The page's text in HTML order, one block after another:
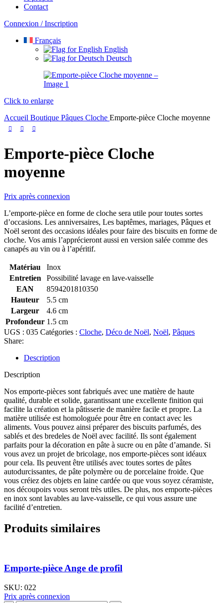
Contact
Connexion / Inscription
Français
English
Deutsch
Click to enlarge
Accueil Boutique Pâques Cloche Emporte-pièce Cloche moyenne
Emporte-pièce Cloche
moyenne
Prix après connexion
L’emporte-pièce en forme de cloche sera utile pour toutes sortes
d’occasions. Les anniversaires, Les baptêmes, mariages, Pâques et
Noël seront des occasions idéales pour faire des biscuits en forme de
cloche. Vos amis l’apprécieront aussi en version salée comme des
canapés au vin ou à l’apéritif.
Matériau
Inox
Entretien
Possibilité lavage en lave-vaisselle
EAN
8594201810350
Hauteur
5.5 cm
Largeur
4.6 cm
Profondeur 1.5 cm
UGS : 035 Catégories : Cloche, Déco de Noël, Noël, Pâques
Share:
Description
Description
Nos emporte-pièces sont fabriqués avec une matière de haute
qualité, durable et solide, garantissant une excellente finition qui
facilite la création et la pâtisserie de manière facile et propre. La
matière utilisée est homologuée pour être en contact avec les
aliments. Vous pouvez ainsi préparer des biscuits parfumés, des
sablés et des bredeles de Noël avec facilité. Ils sont également
parfaits pour la décoration en pâte à sucre ou en pâte d’amande. Si
vous avez un projet de bricolage, nos emporte-pièces sont idéaux
pour cela. Ils peuvent être utilisés avec toutes sortes de pâtes
autodurcissantes, de pâte polymère ou de porcelaine froide. Que
vous créiez des objets en laine cardée ou que vous soyez céramiste,
nos découpoirs vous seront très utiles. De plus, nos emporte-pièces
en inox sont lavables au lave-vaisselle, ce qui vous assure une
facilité d’entretien.
Produits similaires
Emporte-pièce Ange de profil
SKU: 022
Prix après connexion